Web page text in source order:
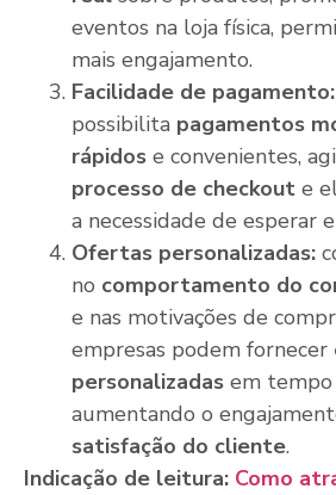
eventos na loja física,
mais engajamento.
Facilidade de pagamento:
possibilita pagamentos
rápidos e convenientes,
processo de checkout e
a necessidade de esperar
Ofertas personalizadas:
no comportamento do
e nas motivações de
empresas podem fornecer
personalizadas em tempo
aumentando o
satisfação do cliente.
Indicação de leitura: Como